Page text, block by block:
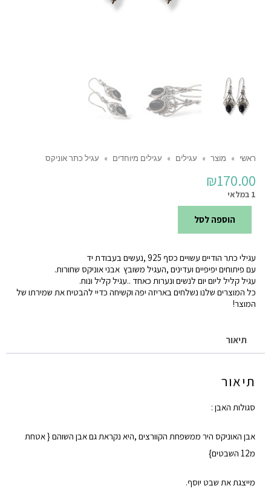
ראשי » מוצר » עגילים » עגילים מיוחדים » עגיל כתר אוניקס
₪170.00
1 במלאי
עגיל
כתר
אוניקס
הוספה לסל
עגילי כתר הודיים עשויים כסף 925 ,נעשים בעבודת יד
עם פיתוחים יפיפיים ועדינים ,העגיל משובץ אבני אוניקס שחורות.
עגיל קליל ליום יום לנשים ונערות כאחד ..עגיל קליל ונוח.
כל המוצרים שלנו נשלחים באריזה יפה וקשיחה כדיי להבטיח את שמירתו של
המוצר!
תיאור
תיאור
סגולות האבן :
אבן האוניקס היר ממשפחת הקוורצים ,היא נקראת גם אבן השוהם { אטחת
מ12 השבטים}
מייצגת את שבט יוסף.